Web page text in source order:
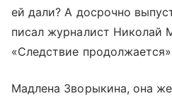
ей дали? А досрочно
писал журналист Николай
«Следствие
Мадлена Зворыкина, она